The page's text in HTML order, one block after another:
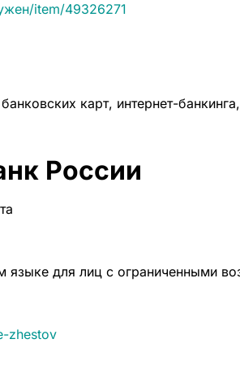
item/49326271
карт, интернет-
России
языке для лиц с ограниченными
zhestov